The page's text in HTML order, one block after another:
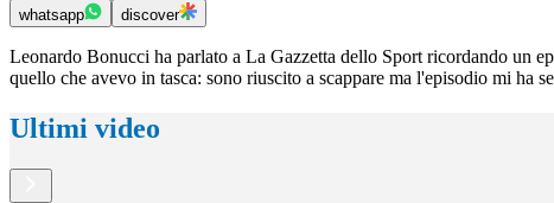
whatsapp discover
Leonardo Bonucci ha parlato a La Gazzetta dello Sport ricordando un
quello che avevo in tasca: sono riuscito a scappare ma l'episodio mi
Ultimi video